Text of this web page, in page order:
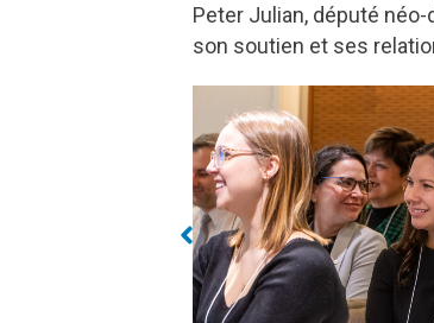
Peter Julian, député
son soutien et ses
Kristina